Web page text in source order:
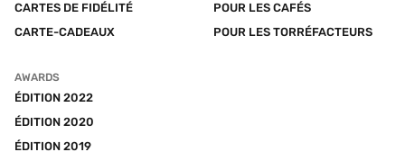
CARTES DE FIDÉLITÉ
CARTE-CADEAUX
POUR LES CAFÉS
POUR LES TORRÉFACTEURS
AWARDS
ÉDITION 2022
ÉDITION 2020
ÉDITION 2019